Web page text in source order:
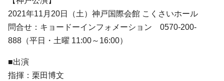
2021年11月20日（土）神戸国際会館 こくさいホール
問合せ：キョードーインフォメーション 0570-200-
888（平日・土曜 11:00～16:00）
■出演
指揮：栗田博文